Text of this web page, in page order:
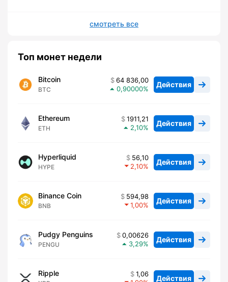
смотреть все
Топ монет недели
Bitcoin
BTC
64 836,00
0,90000
Действия
Ethereum
ETH
1911,21
2,10
Действия
Hyperliquid
HYPE
56,10
2,10
Действия
Binance Coin
BNB
594,98
1,00
Действия
Pudgy Penguins
PENGU
0,00626
3,29
Действия
Ripple
1,06
Действия